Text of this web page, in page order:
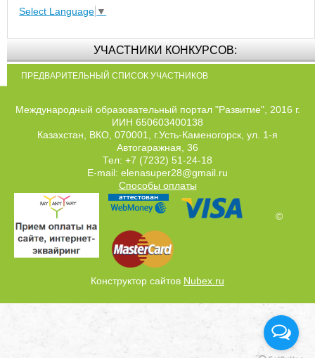
Select Language ▼
УЧАСТНИКИ КОНКУРСОВ:
ПРЕДВАРИТЕЛЬНЫЙ СПИСОК УЧАСТНИКОВ
Международный образовательный портал "Развитие", 2016 г.
ИИН 650603400138
Казахстан, ВКО, 070001, г.Усть-Каменогорск, ул. 1-я
Автогаражная, 36
Тел: +7 (7232) 51-24-18
E-mail: elenasuper28@gmail.ru
Способы оплаты
©
Конструктор сайтов Nubex.ru